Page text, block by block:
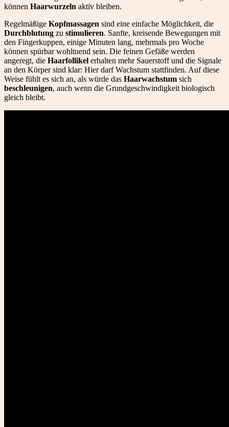
können Haarwurzeln aktiv bleiben.
Regelmäßige Kopfmassagen sind eine einfache Möglichkeit, die
Durchblutung zu stimulieren. Sanfte, kreisende Bewegungen mit
den Fingerkuppen, einige Minuten lang, mehrmals pro Woche
können spürbar wohltuend sein. Die feinen Gefäße werden
angeregt, die Haarfollikel erhalten mehr Sauerstoff und die Signale
an den Körper sind klar: Hier darf Wachstum stattfinden. Auf diese
Weise fühlt es sich an, als würde das Haarwachstum sich
beschleunigen, auch wenn die Grundgeschwindigkeit biologisch
gleich bleibt.